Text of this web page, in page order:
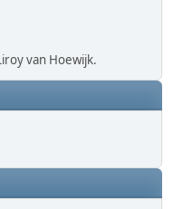
van Hoewijk.